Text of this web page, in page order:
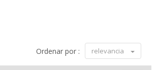
Ordenar por : relevancia